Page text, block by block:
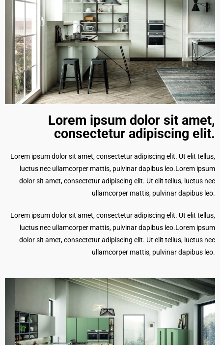
Lorem ipsum dolor sit amet,
consectetur adipiscing elit.​
Lorem ipsum dolor sit amet, consectetur adipiscing elit. Ut elit tellus,
luctus nec ullamcorper mattis, pulvinar dapibus leo.Lorem ipsum
dolor sit amet, consectetur adipiscing elit. Ut elit tellus, luctus nec
ullamcorper mattis, pulvinar dapibus leo.
Lorem ipsum dolor sit amet, consectetur adipiscing elit. Ut elit tellus,
luctus nec ullamcorper mattis, pulvinar dapibus leo.Lorem ipsum
dolor sit amet, consectetur adipiscing elit. Ut elit tellus, luctus nec
ullamcorper mattis, pulvinar dapibus leo.